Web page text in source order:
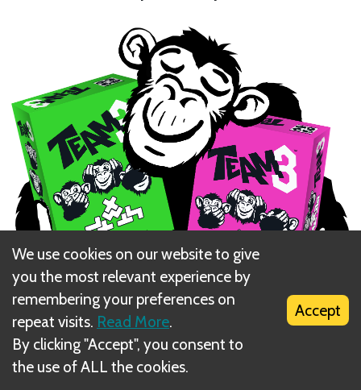
10 celtniecības figūras (divas figūras katrai no
We use cookies on our website to give
you the most relevant experience by
remembering your preferences on
repeat visits. Read More.
By clicking "Accept", you consent to
the use of ALL the cookies.
Accept